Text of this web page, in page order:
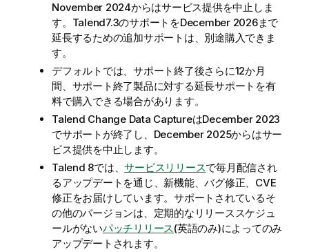
November 2024からはサービス提供を中止しま
す。 Talend7.3のサポートをDecember 2026まで
延長するための追加サポートは、別途購入できま
す。
デフォルトでは、サポート終了後さらに12か月
間、サポート終了製品に対する延長サポートを有
料で購入できる場合があります。
Talend Change Data CaptureはDecember 2023
でサポートが終了し、December 2025からはサー
ビス提供を中止します。
Talend 8では、サービスリリースで毎月配信され
るアップデートを通じ、新機能、バグ修正、CVE
修正をお届けしています。サポートされているそ
の他のバージョンは、定期的なリリーススケジュ
ールがないパッチリリース(英語のみ)によってのみ
アップデートされます。